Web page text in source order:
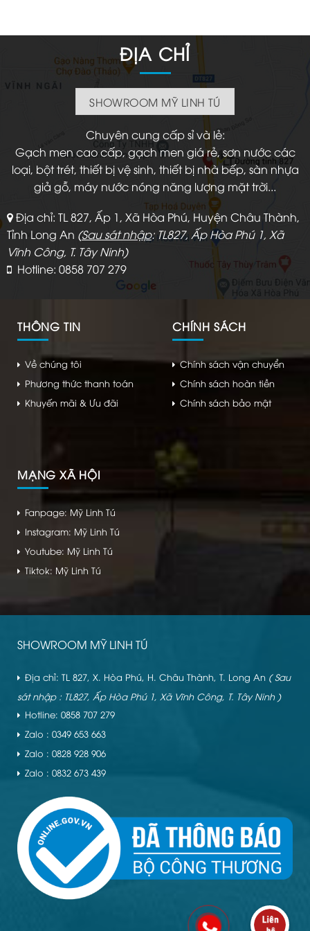
ĐỊA CHỈ
SHOWROOM MỸ LINH TÚ
Chuyên cung cấp sỉ và lẻ:
Gạch men cao cấp, gạch men giá rẻ, sơn nước các
loại, bột trét, thiết bị vệ sinh, thiết bị nhà bếp, sàn nhựa
giả gỗ, máy nước nóng năng lượng mặt trời...
Địa chỉ: TL 827, Ấp 1, Xã Hòa Phú, Huyện Châu Thành,
Tỉnh Long An (Sau sát nhập: TL827, Ấp Hòa Phú 1, Xã
Vĩnh Công, T. Tây Ninh)
Hotline: 0858 707 279
THÔNG TIN
Về chúng tôi
Phương thức thanh toán
Khuyến mãi & Ưu đãi
CHÍNH SÁCH
Chính sách vận chuyển
Chính sách hoàn tiền
Chính sách bảo mật
MẠNG XÃ HỘI
Fanpage: Mỹ Linh Tú
Instagram: Mỹ Linh Tú
Youtube: Mỹ Linh Tú
Tiktok: Mỹ Linh Tú
SHOWROOM MỸ LINH TÚ
Địa chỉ: TL 827, X. Hòa Phú, H. Châu Thành, T. Long An ( Sau
sát nhập : TL827, Ấp Hòa Phú 1, Xã Vĩnh Công, T. Tây Ninh )
Hotline: 0858 707 279
Zalo : 0349 653 663
Zalo : 0828 928 906
Zalo : 0832 673 439